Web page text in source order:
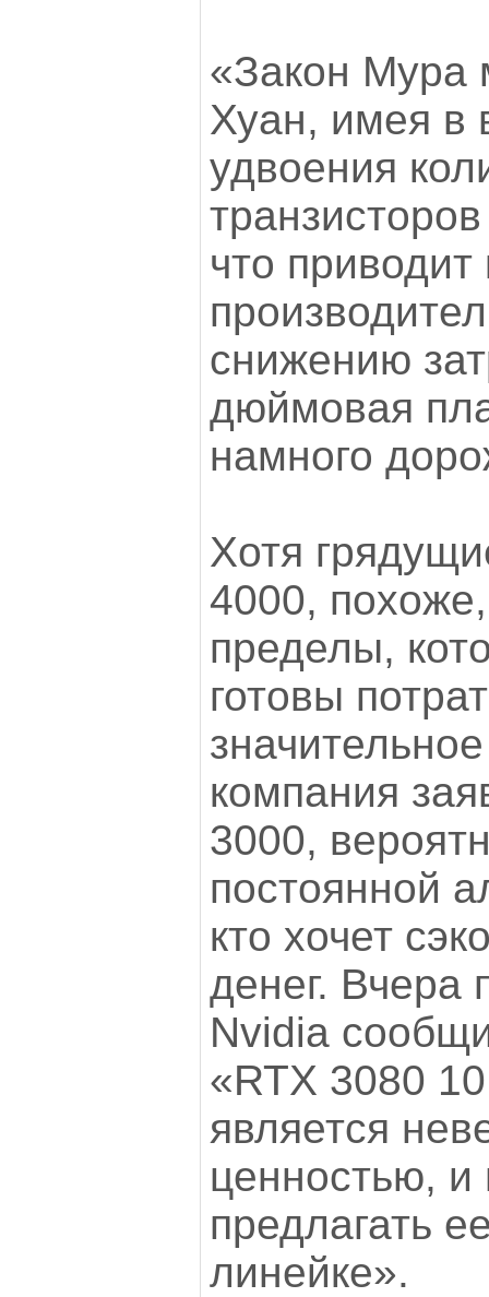
«Закон Мура
Хуан, имея в
удвоения
что
снижению
дюймовая
намного
Хотя
4000,
пределы,
готовы
компания
3000,
постоянной
кто хочет
денег. Вчера
Nvidia
«RTX 3080
является
ценностью,
предлагать
линейке».